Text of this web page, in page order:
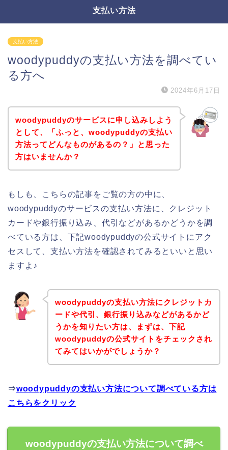
支払い方法
支払い方法
woodypuddyの支払い方法を調べてい
る方へ
2024年6月17日
woodypuddyのサービスに申し込みしよう
として、「ふっと、woodypuddyの支払い
方法ってどんなものがあるの？」と思った
方はいませんか？
もしも、こちらの記事をご覧の方の中に、
woodypuddyのサービスの支払い方法に、クレジット
カードや銀行振り込み、代引などがあるかどうかを調
べている方は、下記woodypuddyの公式サイトにアク
セスして、支払い方法を確認されてみるといいと思い
ますよ♪
woodypuddyの支払い方法にクレジットカ
ードや代引、銀行振り込みなどがあるかど
うかを知りたい方は、まずは、下記
woodypuddyの公式サイトをチェックされ
てみてはいかがでしょうか？
⇒woodypuddyの支払い方法について調べている方は
こちらをクリック
woodypuddyの支払い方法について調べ